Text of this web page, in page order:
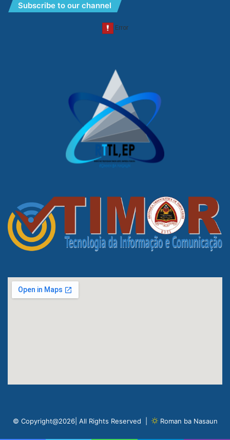
Subscribe to our channel
© Copyright@2026| All Rights Reserved | Roman ba Nasaun